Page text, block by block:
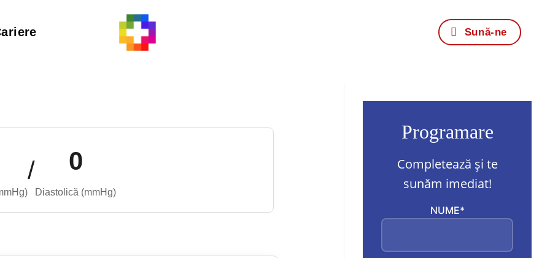
Sună-ne
/ 0
Diastolică (mmHg)
Programare
Completează și te
sunăm imediat!
NUME*